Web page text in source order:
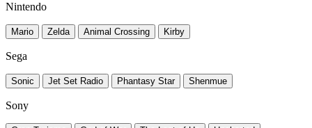
Nintendo
Mario Zelda Animal Crossing Kirby
Sega
Sonic Jet Set Radio Phantasy Star Shenmue
Sony